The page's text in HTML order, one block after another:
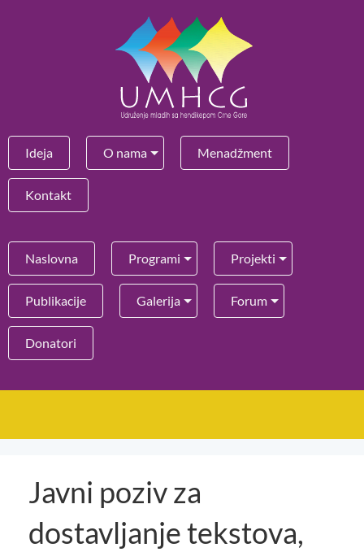
Ideja O nama Menadžment
Kontakt
Naslovna Programi Projekti
Publikacije Galerija Forum
Donatori
Javni poziv za
dostavljanje tekstova,